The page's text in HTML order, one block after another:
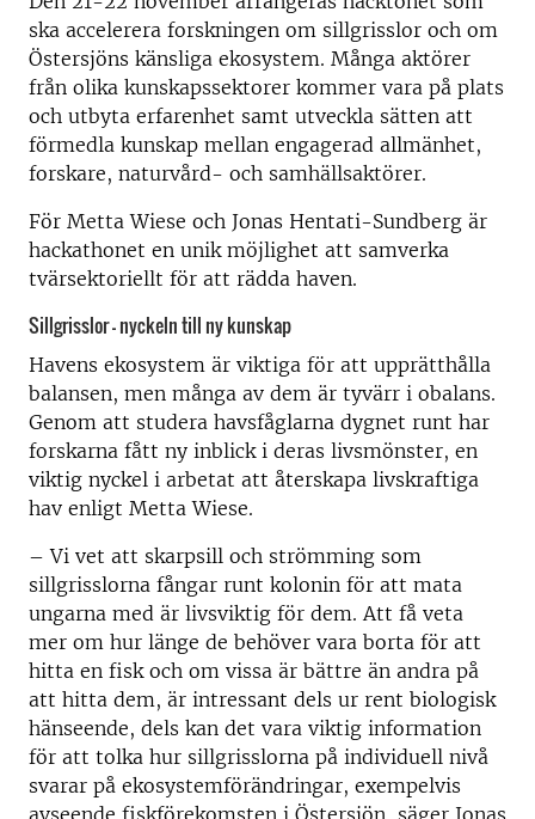
ska accelerera forskningen om sillgrisslor och om
Östersjöns känsliga ekosystem. Många aktörer
från olika kunskapssektorer kommer vara på plats
och utbyta erfarenhet samt utveckla sätten att
förmedla kunskap mellan engagerad allmänhet,
forskare, naturvård- och samhällsaktörer.
För Metta Wiese och Jonas Hentati-Sundberg är
hackathonet en unik möjlighet att samverka
tvärsektoriellt för att rädda haven.
Sillgrisslor - nyckeln till ny kunskap
Havens ekosystem är viktiga för att upprätthålla
balansen, men många av dem är tyvärr i obalans.
Genom att studera havsfåglarna dygnet runt har
forskarna fått ny inblick i deras livsmönster, en
viktig nyckel i arbetat att återskapa livskraftiga
hav enligt Metta Wiese.
– Vi vet att skarpsill och strömming som
sillgrisslorna fångar runt kolonin för att mata
ungarna med är livsviktig för dem. Att få veta
mer om hur länge de behöver vara borta för att
hitta en fisk och om vissa är bättre än andra på
att hitta dem, är intressant dels ur rent biologisk
hänseende, dels kan det vara viktig information
för att tolka hur sillgrisslorna på individuell nivå
svarar på ekosystemförändringar, exempelvis
avseende fiskförekomsten i Östersjön, säger Jonas